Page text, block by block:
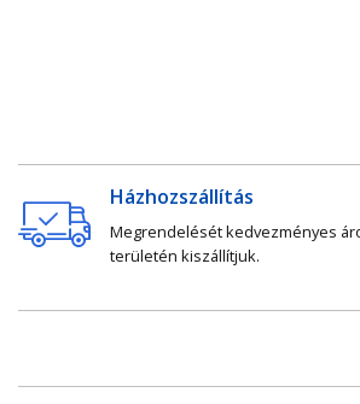
Házhozszállítás
Megrendelését kedvezményes
területén kiszállítjuk.